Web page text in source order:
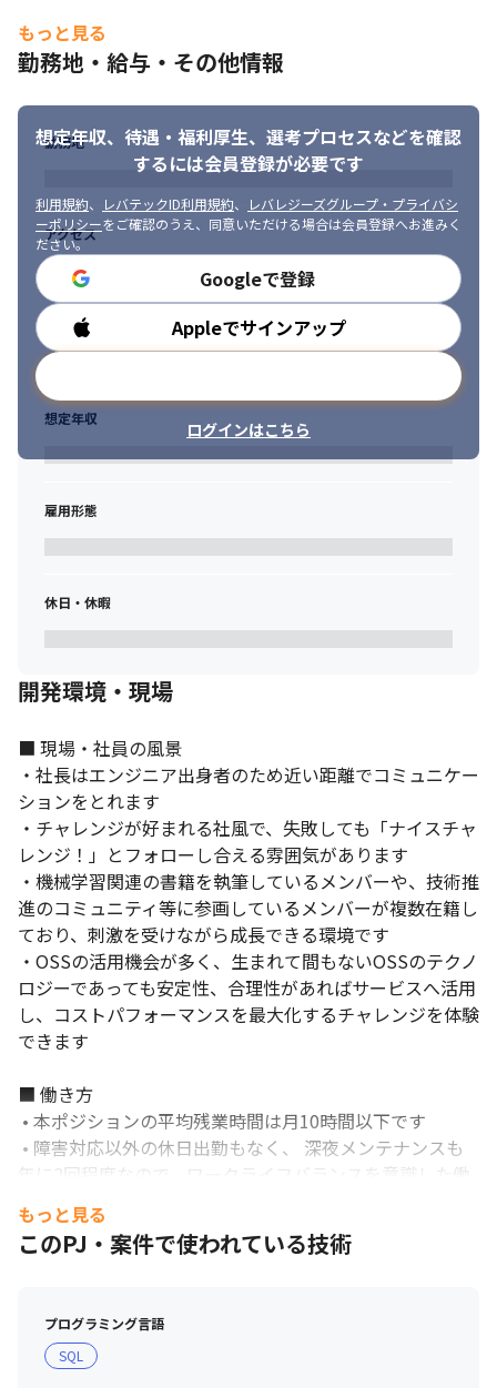
コミュニケーションが取りやすい環境です。
もっと見る
勤務地・給与・その他情報
想定年収、待遇・福利厚生、 選考プロセスなどを確認
するには会員登録が必要です
利用規約、 レバテックID利用規約、
レバレジーズグループ・プライバシ
ーポリシーをご確認のうえ、同意いただける場合は会員登録へお進みく
ださい。
Googleで登録
Appleでサインアップ
ログインはこちら
勤務地
アクセス
勤務時間
想定年収
雇用形態
休日・休暇
開発環境・現場
■ 現場・社員の風景
・社長はエンジニア出身者のため近い距離でコミュニケー
ションをとれます
・チャレンジが好まれる社風で、失敗しても「ナイスチャ
レンジ！」とフォローし合える雰囲気があります
・機械学習関連の書籍を執筆しているメンバーや、技術推
進のコミュニティ等に参画しているメンバーが複数在籍し
ており、刺激を受けながら成長できる環境です
・OSSの活用機会が多く、生まれて間もないOSSのテクノ
ロジーであっても安定性、合理性があればサービスへ活用
し、コストパフォーマンスを最大化するチャレンジを体験
できます
■ 働き方
年に2回程度なので、ワークライフバランスを意識した働
き方が可能です
り、スキルアップのための学びにチャレンジできます
もっと見る
このPJ・案件で使われている技術
プログラミング言語
SQL